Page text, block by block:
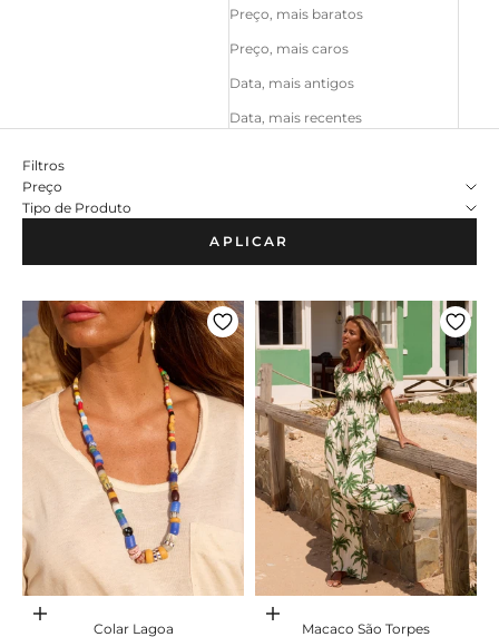
Preço, mais baratos
Preço, mais caros
Data, mais antigos
Data, mais recentes
Filtros
Preço
Tipo de Produto
APLICAR
Adicionar ao carrinho
Colar Lagoa
Adicionar ao carrinho
Macaco São Torpes